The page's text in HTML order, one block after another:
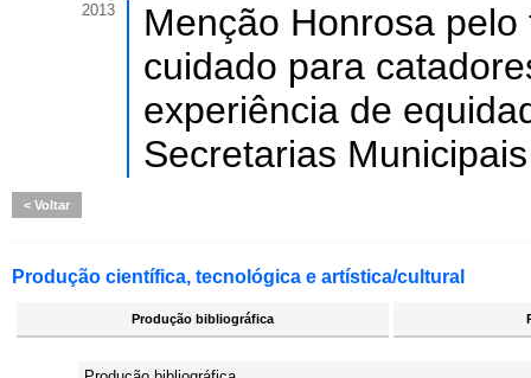
2013
Menção Honrosa
cuidado para
experiência de
Secretarias
Voltar
Produção científica, tecnológica e artística/cultural
Produção bibliográfica